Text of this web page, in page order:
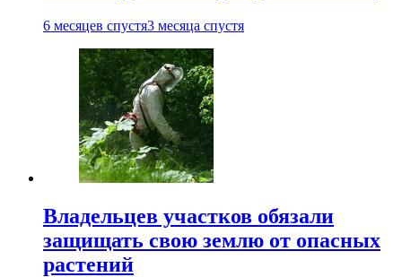
6 месяцев спустя3 месяца спустя
Владельцев участков обязали
защищать свою землю от опасных
растений